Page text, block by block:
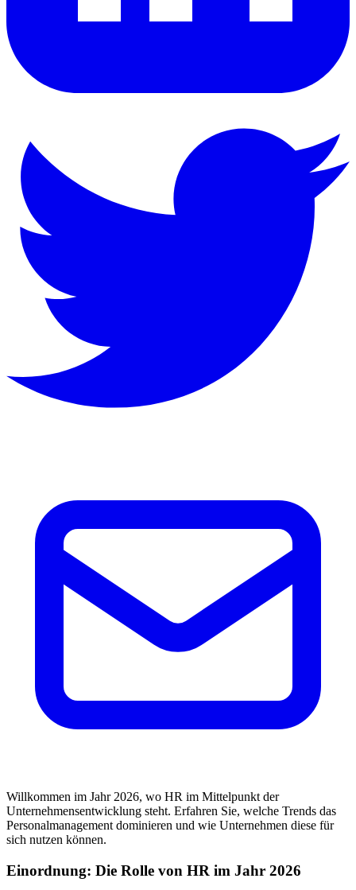
Willkommen im Jahr 2026, wo HR im Mittelpunkt der
Unternehmensentwicklung steht. Erfahren Sie, welche Trends das
Personalmanagement dominieren und wie Unternehmen diese für
sich nutzen können.
Einordnung: Die Rolle von HR im Jahr 2026